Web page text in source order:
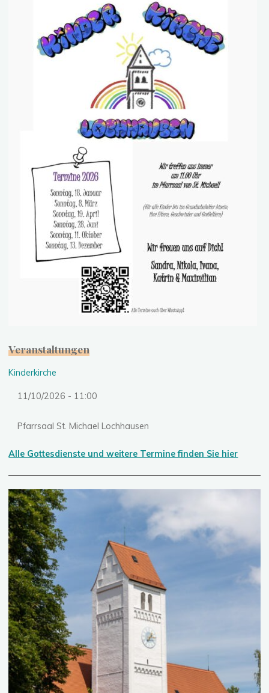
Veranstaltungen
Kinderkirche
11/10/2026 - 11:00
Pfarrsaal St. Michael Lochhausen
Alle Gottesdienste und weitere Termine finden Sie hier